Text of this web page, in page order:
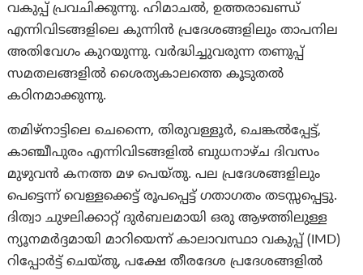
വകുപ്പ് പ്രവചിക്കുന്നു. ഹിമാചൽ, ഉത്തരാഖണ്ഡ്
എന്നിവിടങ്ങളിലെ കുന്നിൻ പ്രദേശങ്ങളിലും താപനില
അതിവേഗം കുറയുന്നു. വർദ്ധിച്ചുവരുന്ന തണുപ്പ്
സമതലങ്ങളിൽ ശൈത്യകാലത്തെ കൂടുതൽ
കഠിനമാക്കുന്നു.
തമിഴ്‌നാട്ടിലെ ചെന്നൈ, തിരുവള്ളൂർ, ചെങ്കൽപ്പേട്ട്,
കാഞ്ചീപുരം എന്നിവിടങ്ങളിൽ ബുധനാഴ്ച ദിവസം
മുഴുവൻ കനത്ത മഴ പെയ്തു. പല പ്രദേശങ്ങളിലും
പെട്ടെന്ന് വെള്ളക്കെട്ട് രൂപപ്പെട്ട് ഗതാഗതം തടസ്സപ്പെട്ടു.
ദിത്വാ ചുഴലിക്കാറ്റ് ദുർബലമായി ഒരു ആഴത്തിലുള്ള
ന്യൂനമർദ്ദമായി മാറിയെന്ന് കാലാവസ്ഥാ വകുപ്പ് (IMD)
റിപ്പോർട്ട് ചെയ്തു, പക്ഷേ തീരദേശ പ്രദേശങ്ങളിൽ